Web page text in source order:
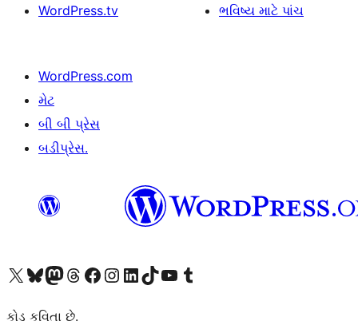
WordPress.tv ભવિષ્ય માટે પાંચ
WordPress.com
મેટ
બી બી પ્રેસ
બડીપ્રેસ.
અમારા X (અગાઉ ટ્વિટર) એકાઉન્ટની મુલાકાત લોઅમારા Bluesky એકાઉન્ટની મુલાકાત લોઅમારા માસ્ટોડોન એકાઉન્ટની મુલાકાત લોઅમારા Threads એકાઉન્ટની મુલાકાત લો અમારા ફેસબુક પેજની મુલાકાત લોઅમારા ઇન્સ્ટાગ્રામ એકાઉન્ટની મુલાકાત લો અમારા LinkedIn એકાઉન્ટની મુલાકાત લોઅમારા TikTok એકાઉન્ટની મુલાકાત લોઅમારી YouTube ચેનલની મુલાકાત લો અમારા Tumblr એકાઉન્ટની મુલાકાત લો
કોડ કવિતા છે.